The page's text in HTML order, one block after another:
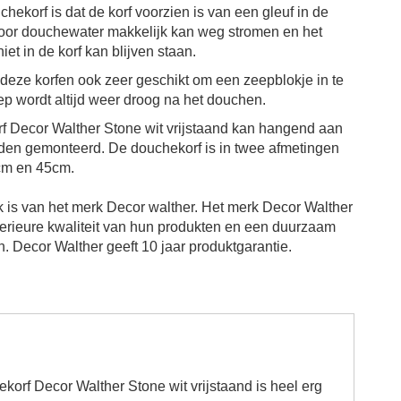
is dat de korf voorzien is van een gleuf in de
douchewater makkelijk kan weg stromen en het
in de korf kan blijven staan.
korfen ook zeer geschikt om een zeepblokje in te
wordt altijd weer droog na het douchen.
Decor Walther Stone wit vrijstaand kan hangend aan
gemonteerd. De douchekorf is in twee afmetingen
en 45cm.
is van het merk Decor walther. Het merk Decor Walther
kwaliteit van hun produkten en een duurzaam
Decor Walther geeft 10 jaar produktgarantie.
Decor Walther Stone wit vrijstaand is heel erg